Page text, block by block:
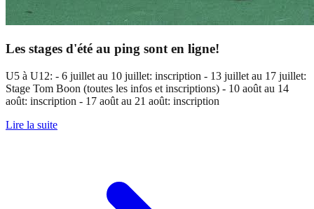
Les stages d'été au ping sont en ligne!
U5 à U12: - 6 juillet au 10 juillet: inscription - 13 juillet au 17 juillet:
Stage Tom Boon (toutes les infos et inscriptions) - 10 août au 14
août: inscription - 17 août au 21 août: inscription
Lire la suite